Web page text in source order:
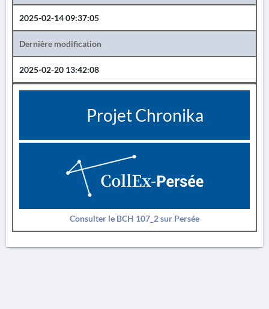
2025-02-14 09:37:05
Dernière modification
2025-02-20 13:42:08
Projet Chronika
Consulter le BCH 107_2 sur Persée